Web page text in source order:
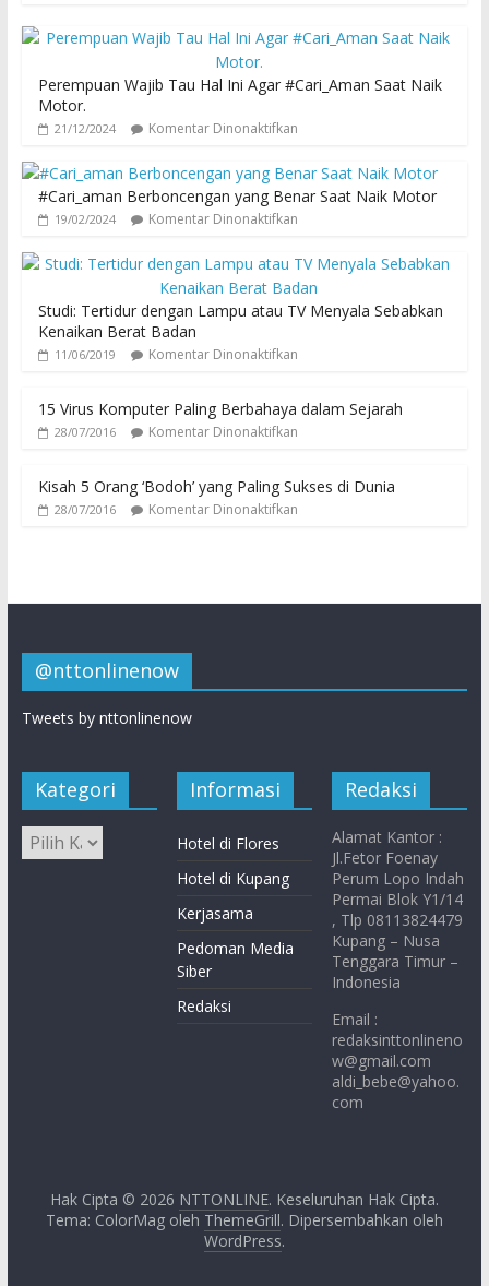
Perempuan Wajib Tau Hal Ini Agar #Cari_Aman Saat Naik
Motor.
21/12/2024 Komentar Dinonaktifkan
#Cari_aman Berboncengan yang Benar Saat Naik Motor
19/02/2024 Komentar Dinonaktifkan
Studi: Tertidur dengan Lampu atau TV Menyala Sebabkan
Kenaikan Berat Badan
11/06/2019 Komentar Dinonaktifkan
15 Virus Komputer Paling Berbahaya dalam Sejarah
28/07/2016 Komentar Dinonaktifkan
Kisah 5 Orang ‘Bodoh’ yang Paling Sukses di Dunia
28/07/2016 Komentar Dinonaktifkan
@nttonlinenow
Tweets by nttonlinenow
Kategori Informasi
Hotel di Flores
Hotel di Kupang
Kerjasama
Pedoman Media
Siber
Redaksi
Redaksi
Alamat Kantor :
Jl.Fetor Foenay
Perum Lopo Indah
Permai Blok Y1/14
, Tlp 08113824479
Kupang – Nusa
Tenggara Timur –
Indonesia
Email :
redaksinttonlineno
w@gmail.com
aldi_bebe@yahoo.
com
Hak Cipta © 2026 NTTONLINE. Keseluruhan Hak Cipta.
Tema: ColorMag oleh ThemeGrill. Dipersembahkan oleh
WordPress.